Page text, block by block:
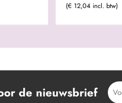
(€ 12,04 incl. btw)
de nieuwsbrief